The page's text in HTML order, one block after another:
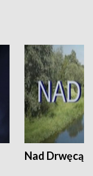
Nad Drwęcą